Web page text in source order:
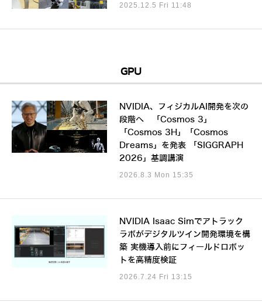
2025.12.5 Fri 11:48
GPU
NVIDIA、フィジカルAI開発を次の
段階へ 「Cosmos 3」
「Cosmos 3H」「Cosmos
Dreams」を発表 「SIGGRAPH
2026」基調講演
2026.8.3 Mon 15:35
NVIDIA Isaac Simでアトラック
ラボがデジタルツイン開発環境を構
築 実機導入前にフィールドロボッ
トを高精度検証
2026.7.24 Fri 13:15